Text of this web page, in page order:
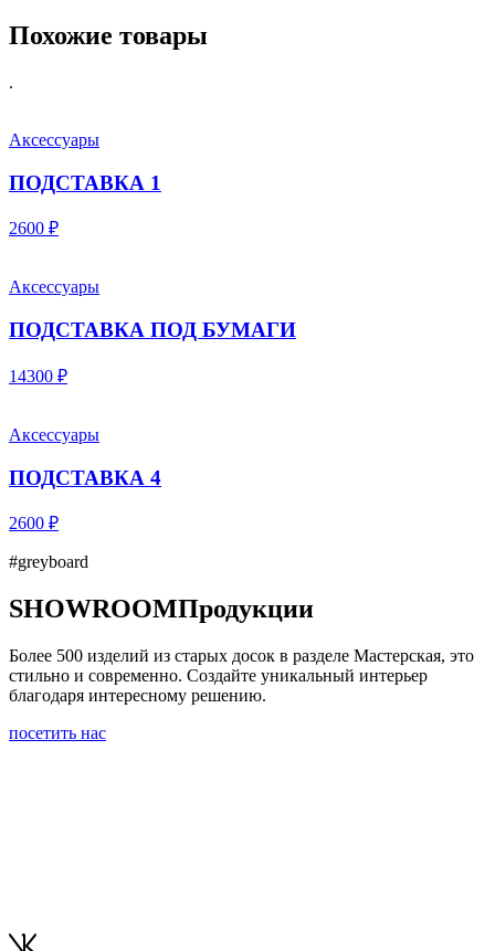
Похожие товары
.
Аксессуары
ПОДСТАВКА 1
2600 ₽
Аксессуары
ПОДСТАВКА ПОД БУМАГИ
14300 ₽
Аксессуары
ПОДСТАВКА 4
2600 ₽
#greyboard
SHOWROOMПродукции
Более 500 изделий из старых досок в разделе Мастерская, это
стильно и современно. Создайте уникальный интерьер
благодаря интересному решению.
посетить нас